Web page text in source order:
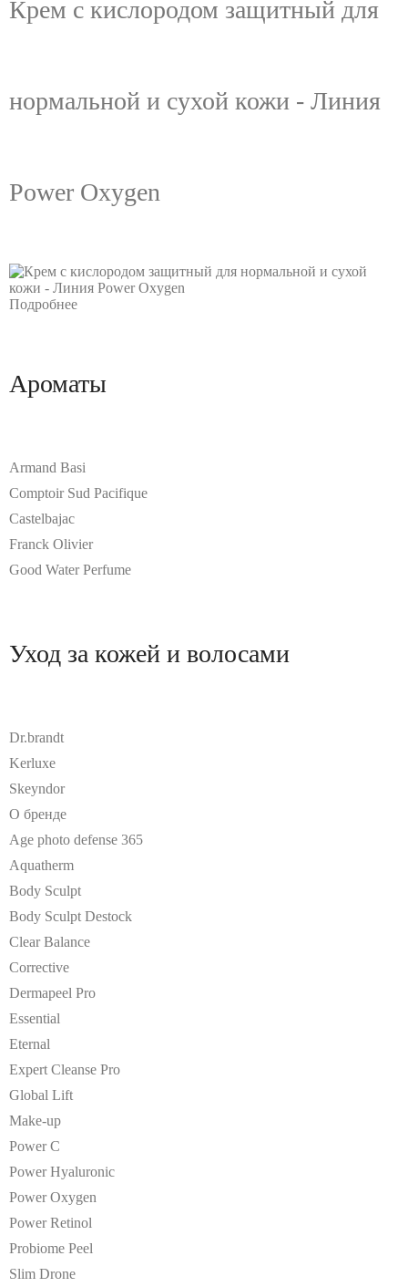
Крем с кислородом защитный для
нормальной и сухой кожи - Линия
Power Oxygen
Подробнее
Ароматы
Armand Basi
Comptoir Sud Pacifique
Castelbajac
Franck Olivier
Good Water Perfume
Уход за кожей и волосами
Dr.brandt
Kerluxe
Skeyndor
О бренде
Age photo defense 365
Aquatherm
Body Sculpt
Body Sculpt Destock
Clear Balance
Corrective
Dermapeel Pro
Essential
Eternal
Expert Cleanse Pro
Global Lift
Make-up
Power C
Power Hyaluronic
Power Oxygen
Power Retinol
Probiome Peel
Slim Drone